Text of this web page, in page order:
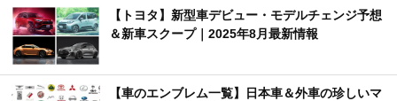
【トヨタ】新型車デビュー・モデルチェンジ予想
＆新車スクープ｜2025年8月最新情報
【車のエンブレム一覧】日本車＆外車の珍しいマ